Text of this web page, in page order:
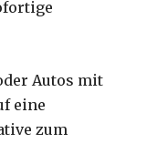
Autos mit
eine
zum